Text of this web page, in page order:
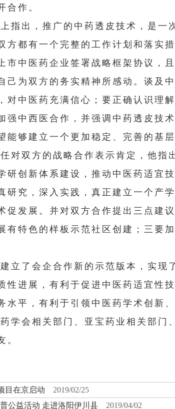
合作。
指出，推广的中药透皮技术，是一
方都有一个完整的工作计划和落实
市中医药企业签署战略框架协议，
己为双方的务实精神所感动。谈及
对中医药充满信心；要正确认识理
强中西医合作，并强调中药透皮技
够建立一个更加稳定、完善的基层
对双方的战略合作表示肯定，他指
研创新体系建设，推动中医药适宜
研究，深入实践，真正建立一个产
促发展。并对双方合作提出三点建
有特色的样板示范社区创建；三要
立了会企合作新的示范版本，实现
性进展，有利于促进中医药适宜性
水平，有利于引领中医药学术创新、
学会相关部门、亚宝药业相关部门
。
目在京启动
2019/02/25
公益活动 走进洛阳伊川县 2019/04/02